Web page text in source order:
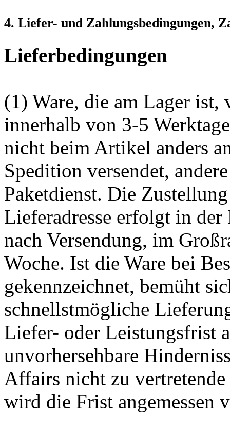
4. Liefer- und Zahlungsbedingungen,
Lieferbedingungen
(1) Ware, die am Lager ist,
innerhalb von 3-5
nicht beim Artikel anders
Spedition versendet,
Paketdienst. Die
Lieferadresse erfolgt in
nach Versendung, im
Woche. Ist die Ware bei
gekennzeichnet, bemüht
schnellstmögliche
Liefer- oder Leistungsfrist
unvorhersehbare
Affairs nicht zu
wird die Frist angemessen